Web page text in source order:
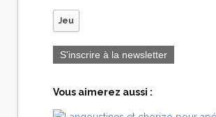
Jeu
S'inscrire à la newsletter
Vous aimerez aussi :